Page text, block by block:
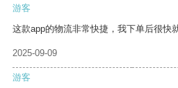
游客
这款app的物流非常快捷，我下单后很快
2025-09-09
游客